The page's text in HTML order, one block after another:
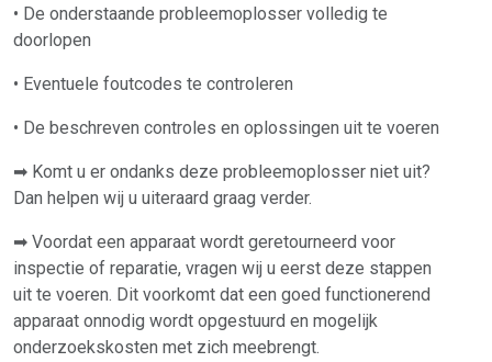
• De onderstaande probleemoplosser volledig te
doorlopen
• Eventuele foutcodes te controleren
• De beschreven controles en oplossingen uit te voeren
➡ Komt u er ondanks deze probleemoplosser niet uit?
Dan helpen wij u uiteraard graag verder.
➡ Voordat een apparaat wordt geretourneerd voor
inspectie of reparatie, vragen wij u eerst deze stappen
uit te voeren. Dit voorkomt dat een goed functionerend
apparaat onnodig wordt opgestuurd en mogelijk
onderzoekskosten met zich meebrengt.